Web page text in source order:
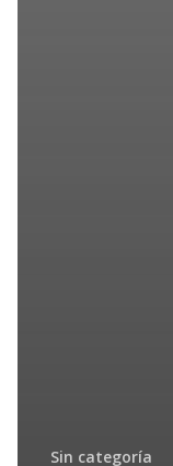
Sin categoría